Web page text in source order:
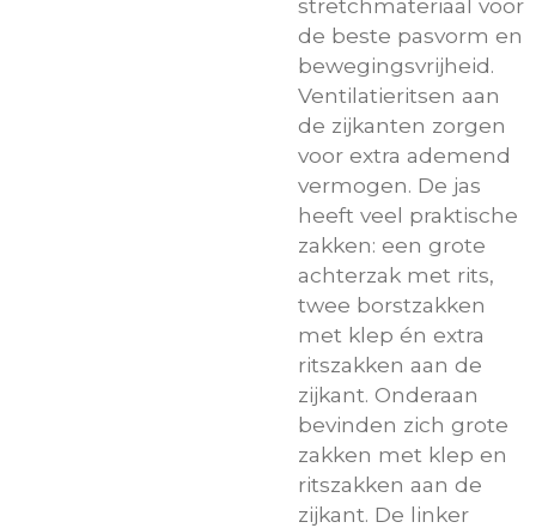
de beste pasvorm en
bewegingsvrijheid.
Ventilatieritsen aan
de zijkanten zorgen
voor extra ademend
vermogen. De jas
heeft veel praktische
zakken: een grote
achterzak met rits,
twee borstzakken
met klep én extra
ritszakken aan de
zijkant. Onderaan
bevinden zich grote
zakken met klep en
ritszakken aan de
zijkant. De linker